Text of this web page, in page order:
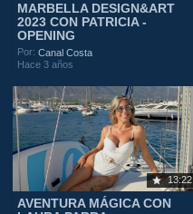
MARBELLA DESIGN&ART
2023 CON PATRICIA -
OPENING
Por:Canal Costa
Hace 3 años
13:22
AVENTURA MÁGICA CON